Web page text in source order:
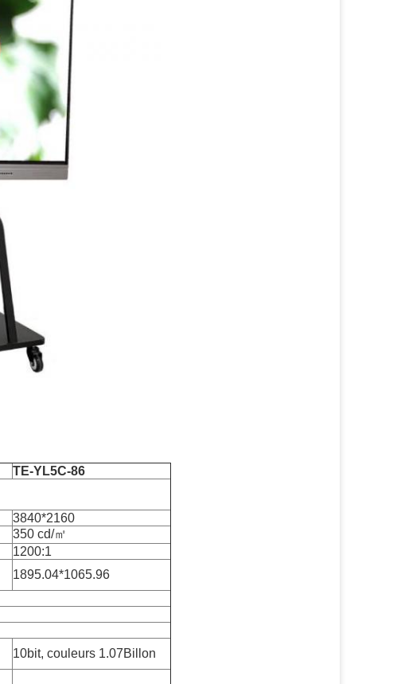
TE-YL5C-86
3840*2160
350 cd/㎡
1200:1
1895.04*1065.96
10bit, couleurs 1.07Billon